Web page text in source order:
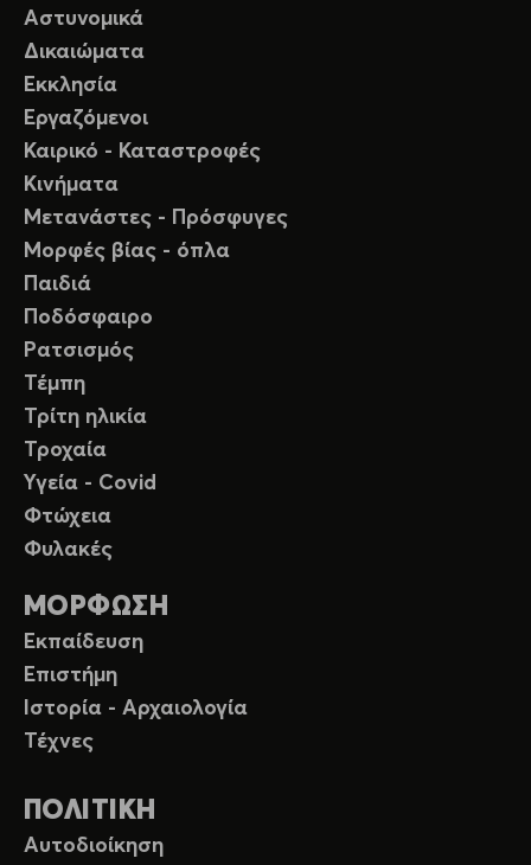
Αστυνομικά
Δικαιώματα
Εκκλησία
Εργαζόμενοι
Καιρικό - Καταστροφές
Κινήματα
Μετανάστες - Πρόσφυγες
Μορφές βίας - όπλα
Παιδιά
Ποδόσφαιρο
Ρατσισμός
Τέμπη
Τρίτη ηλικία
Τροχαία
Υγεία - Covid
Φτώχεια
Φυλακές
ΜΟΡΦΩΣΗ
Εκπαίδευση
Επιστήμη
Ιστορία - Αρχαιολογία
Τέχνες
ΠΟΛΙΤΙΚΗ
Αυτοδιοίκηση